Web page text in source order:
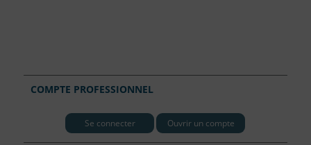
COMPTE PROFESSIONNEL
Se connecter Ouvrir un compte